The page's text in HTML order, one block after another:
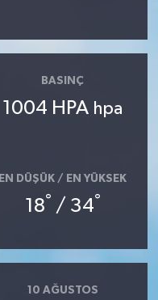
BASINÇ
1004 HPA hpa
EN DÜŞÜK / EN YÜKSEK
18° / 34°
10 AĞUSTOS